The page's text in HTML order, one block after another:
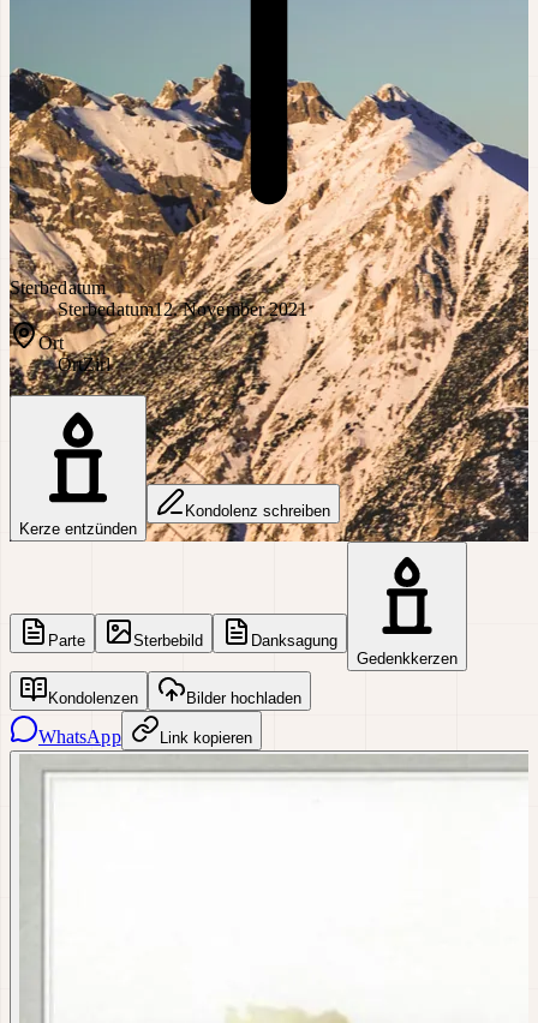
Sterbedatum
Sterbedatum12. November 2021
Ort
OrtZirl
Kerze entzünden
Kondolenz schreiben
Parte Sterbebild
Danksagung
Gedenkkerzen
Kondolenzen Bilder hochladen
WhatsApp Link kopieren